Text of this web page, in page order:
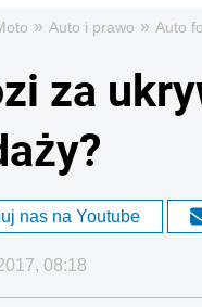
» Auto i prawo » Auto
za
nas na Youtube
08:18